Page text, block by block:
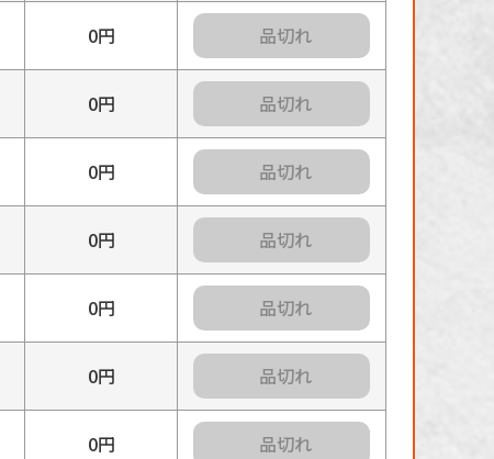
0円 カートに入れる
0円 カートに入れる
0円 カートに入れる
0円 カートに入れる
0円 カートに入れる
0円 カートに入れる
0円 カートに入れる